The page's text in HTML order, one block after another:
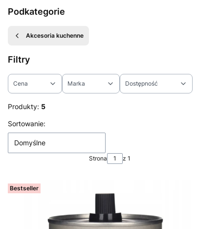
Podkategorie
Akcesoria kuchenne
Filtry
Cena Marka Dostępność
Koniec filtrów
Produkty: 5
Lista produktów
Sortowanie:
Domyślne
Strona z 1
Bestseller